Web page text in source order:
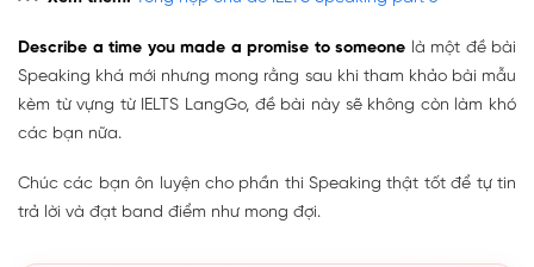
Describe a time you made a promise to someone là một đề bài
Speaking khá mới nhưng mong rằng sau khi tham khảo bài mẫu
kèm từ vựng từ IELTS LangGo, đề bài này sẽ không còn làm khó
các bạn nữa.
Chúc các bạn ôn luyện cho phần thi Speaking thật tốt để tự tin
trả lời và đạt band điểm như mong đợi.